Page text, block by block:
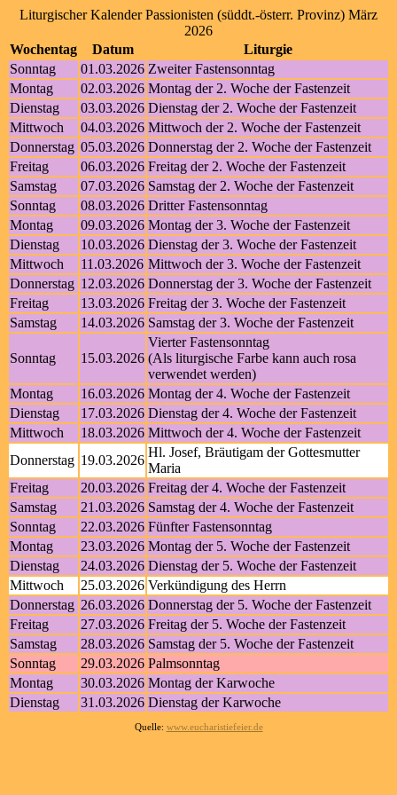
Liturgischer Kalender Passionisten (süddt.-österr. Provinz) März
2026
Wochentag
Datum
Liturgie
Sonntag
01.03.2026 Zweiter Fastensonntag
Montag
02.03.2026 Montag der 2. Woche der Fastenzeit
Dienstag
03.03.2026 Dienstag der 2. Woche der Fastenzeit
Mittwoch
04.03.2026 Mittwoch der 2. Woche der Fastenzeit
Donnerstag 05.03.2026 Donnerstag der 2. Woche der Fastenzeit
Freitag
06.03.2026 Freitag der 2. Woche der Fastenzeit
Samstag
07.03.2026 Samstag der 2. Woche der Fastenzeit
Sonntag
08.03.2026 Dritter Fastensonntag
Montag
09.03.2026 Montag der 3. Woche der Fastenzeit
Dienstag
10.03.2026 Dienstag der 3. Woche der Fastenzeit
Mittwoch
11.03.2026 Mittwoch der 3. Woche der Fastenzeit
Donnerstag 12.03.2026 Donnerstag der 3. Woche der Fastenzeit
Freitag
13.03.2026 Freitag der 3. Woche der Fastenzeit
Samstag
14.03.2026 Samstag der 3. Woche der Fastenzeit
Sonntag 15.03.2026
Vierter Fastensonntag
(Als liturgische Farbe kann auch rosa
verwendet werden)
Montag
16.03.2026 Montag der 4. Woche der Fastenzeit
Dienstag
17.03.2026 Dienstag der 4. Woche der Fastenzeit
Mittwoch
18.03.2026 Mittwoch der 4. Woche der Fastenzeit
Donnerstag 19.03.2026
Hl. Josef, Bräutigam der Gottesmutter
Maria
Freitag
20.03.2026 Freitag der 4. Woche der Fastenzeit
Samstag
21.03.2026 Samstag der 4. Woche der Fastenzeit
Sonntag
22.03.2026 Fünfter Fastensonntag
Montag
23.03.2026 Montag der 5. Woche der Fastenzeit
Dienstag
24.03.2026 Dienstag der 5. Woche der Fastenzeit
Mittwoch
25.03.2026 Verkündigung des Herrn
Donnerstag 26.03.2026 Donnerstag der 5. Woche der Fastenzeit
Freitag
27.03.2026 Freitag der 5. Woche der Fastenzeit
Samstag
28.03.2026 Samstag der 5. Woche der Fastenzeit
Sonntag
29.03.2026 Palmsonntag
Montag
30.03.2026 Montag der Karwoche
Dienstag
31.03.2026 Dienstag der Karwoche
Quelle: www.eucharistiefeier.de